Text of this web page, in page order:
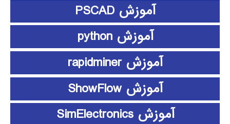
آموزش PSCAD
آموزش python
آموزش rapidminer
آموزش ShowFlow
آموزش SimElectronics